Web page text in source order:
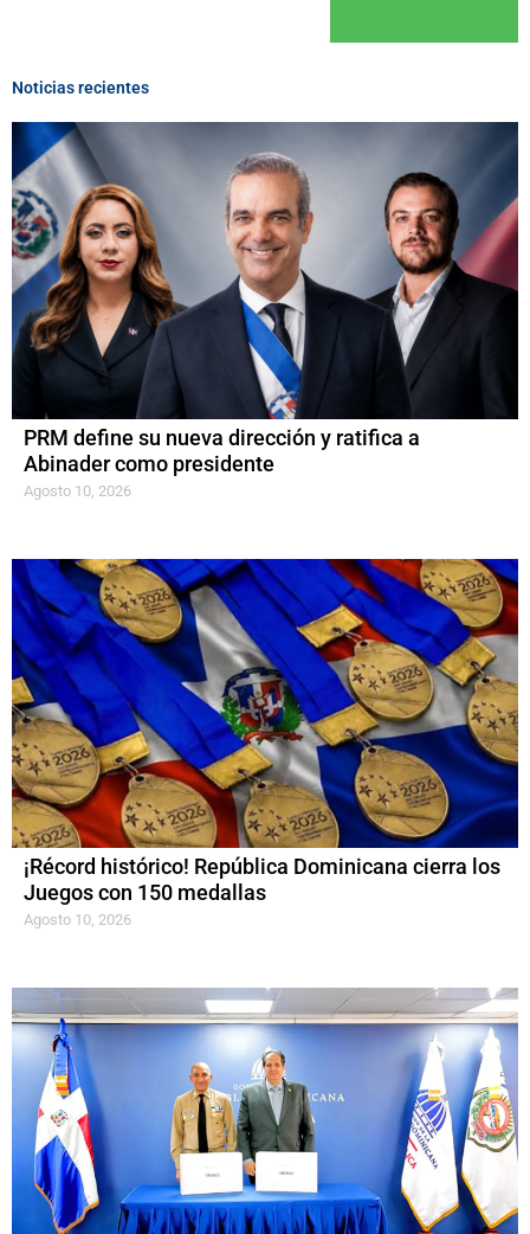
Noticias recientes
PRM define su nueva dirección y ratifica a
Abinader como presidente
Agosto 10, 2026
¡Récord histórico! República Dominicana cierra los
Juegos con 150 medallas
Agosto 10, 2026